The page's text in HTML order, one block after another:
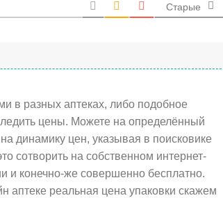
Старые
в разных аптеках, либо подобное
цены. Можете на определённый
динамику цен, указывая в поисковике
сотворить на собственном интернет-
и конечно-же совершенно бесплатно.
аптеке реальная цена упаковки скажем